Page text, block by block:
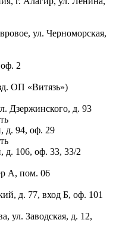
ул. Черноморская,
2
ОП «Витязь»)
Дзержинского, д. 93
д. 94, оф. 29
д. 106, оф. 33, 33/2
А, пом. 06
д. 77, вход Б, оф. 101
ул. Заводская, д. 12,